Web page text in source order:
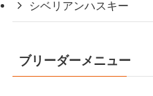
シベリアンハスキー
ブリーダーメニュー